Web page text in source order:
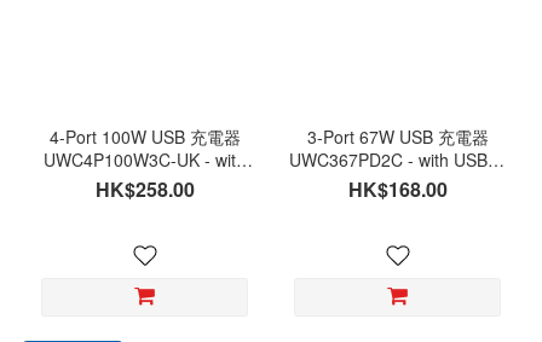
4-Port 100W USB 充電器
UWC4P100W3C-UK - with
USB-C & USB-A
HK$258.00
3-Port 67W USB 充電器
UWC367PD2C - with USB-C
& USB-A
HK$168.00